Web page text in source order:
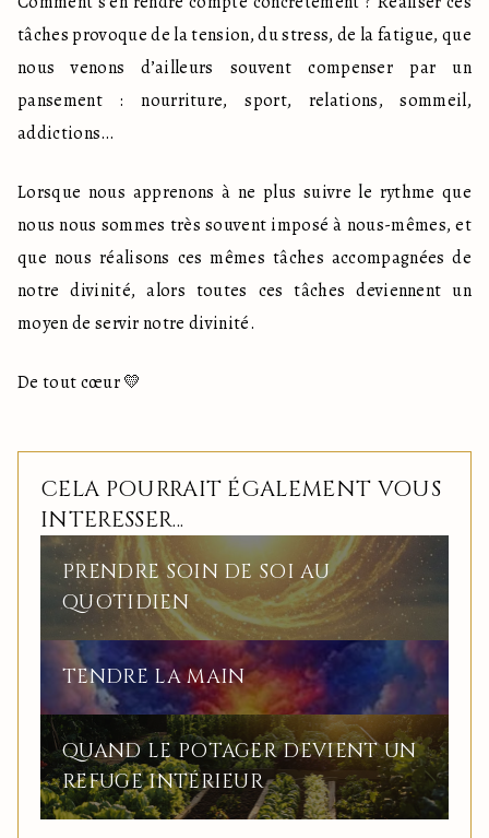
tâches provoque de la tension, du stress, de la fatigue, que
nous venons d’ailleurs souvent compenser par un
pansement : nourriture, sport, relations, sommeil,
addictions…
Lorsque nous apprenons à ne plus suivre le rythme que
nous nous sommes très souvent imposé à nous-mêmes, et
que nous réalisons ces mêmes tâches accompagnées de
notre divinité, alors toutes ces tâches deviennent un
moyen de servir notre divinité.
De tout cœur 💛
CELA POURRAIT ÉGALEMENT VOUS
INTERESSER...
PRENDRE SOIN DE SOI AU
QUOTIDIEN
TENDRE LA MAIN
QUAND LE POTAGER DEVIENT UN
REFUGE INTÉRIEUR